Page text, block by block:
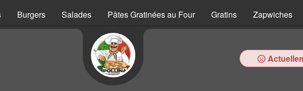
Burgers Salades Pâtes Gratinées au Four Gratins Zapwiches